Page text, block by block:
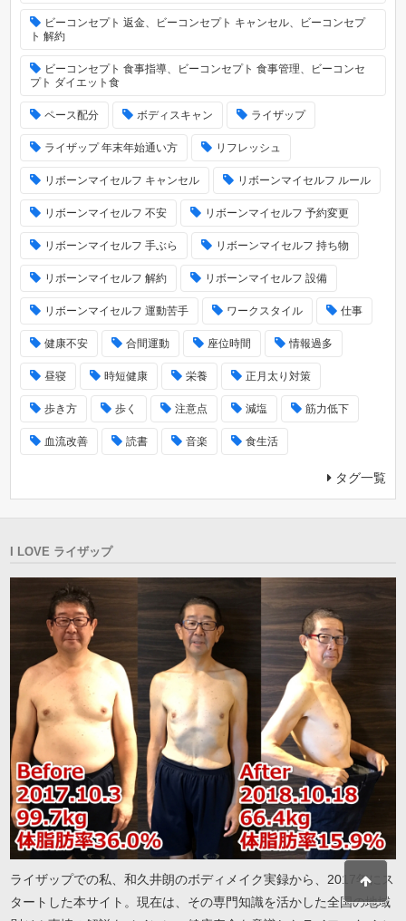
ビーコンセプト 返金、ビーコンセプト キャンセル、ビーコンセプ
ト 解約
ビーコンセプト 食事指導、ビーコンセプト 食事管理、ビーコンセ
プト ダイエット食
ペース配分 ボディスキャン ライザップ
ライザップ 年末年始通い方 リフレッシュ
リボーンマイセルフ キャンセル リボーンマイセルフ ルール
リボーンマイセルフ 不安 リボーンマイセルフ 予約変更
リボーンマイセルフ 手ぶら リボーンマイセルフ 持ち物
リボーンマイセルフ 解約 リボーンマイセルフ 設備
リボーンマイセルフ 運動苦手 ワークスタイル 仕事
健康不安 合間運動 座位時間 情報過多
昼寝 時短健康 栄養 正月太り対策
歩き方 歩く 注意点 減塩 筋力低下
血流改善 読書 音楽 食生活
タグ一覧
I LOVE ライザップ
ライザップでの私、和久井朗のボディメイク実録から、2017年にス
タートした本サイト。現在は、その専門知識を活かした全国の地域